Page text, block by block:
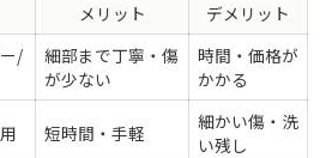
メリット
デメリット
/
細部まで丁寧・傷
が少ない
時間・価格が
かかる
短時間・手軽
細かい傷・洗
い残し